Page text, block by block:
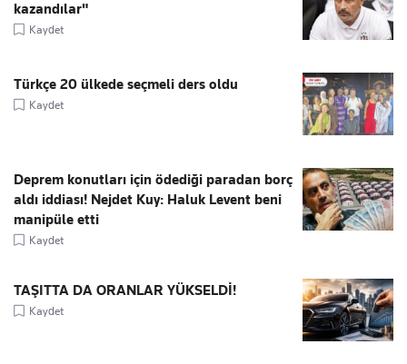
kazandılar"
Kaydet
Türkçe 20 ülkede seçmeli ders oldu
Kaydet
Deprem konutları için ödediği paradan borç
aldı iddiası! Nejdet Kuy: Haluk Levent beni
manipüle etti
Kaydet
TAŞITTA DA ORANLAR YÜKSELDİ!
Kaydet